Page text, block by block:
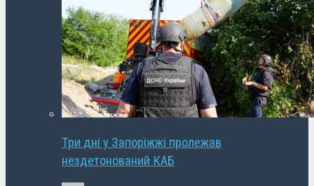
Три дні у Запоріжжі пролежав
нездетонований КАБ